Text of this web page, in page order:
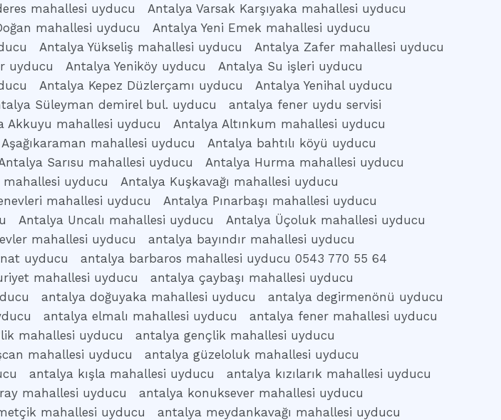
mahallesi uyducu
Antalya Varsak Karşıyaka mahallesi uyducu
mahallesi uyducu
Antalya Yeni Emek mahallesi uyducu
Antalya Yükseliş mahallesi uyducu
Antalya Zafer mahallesi uyducu
uyducu Antalya Yeniköy uyducu
Antalya Su işleri uyducu
Antalya Kepez Düzlerçamı uyducu
Antalya Yenihal uyducu
Süleyman demirel bul. uyducu
antalya fener uydu servisi
Akkuyu mahallesi uyducu
Antalya Altınkum mahallesi uyducu
mahallesi uyducu
Antalya bahtılı köyü uyducu
Sarısu mahallesi uyducu
Antalya Hurma mahallesi uyducu
uyducu
Antalya Kuşkavağı mahallesi uyducu
mahallesi uyducu
Antalya Pınarbaşı mahallesi uyducu
Antalya Uncalı mahallesi uyducu
Antalya Üçoluk mahallesi uyducu
mahallesi uyducu
antalya bayındır mahallesi uyducu
uyducu
antalya barbaros mahallesi uyducu 0543 770 55 64
mahallesi uyducu
antalya çaybaşı mahallesi uyducu
antalya doğuyaka mahallesi uyducu
antalya degirmenönü uyducu
antalya elmalı mahallesi uyducu
antalya fener mahallesi uyducu
mahallesi uyducu
antalya gençlik mahallesi uyducu
mahallesi uyducu
antalya güzeloluk mahallesi uyducu
antalya kışla mahallesi uyducu
antalya kızılarık mahallesi uyducu
mahallesi uyducu
antalya konuksever mahallesi uyducu
mahallesi uyducu
antalya meydankavağı mahallesi uyducu